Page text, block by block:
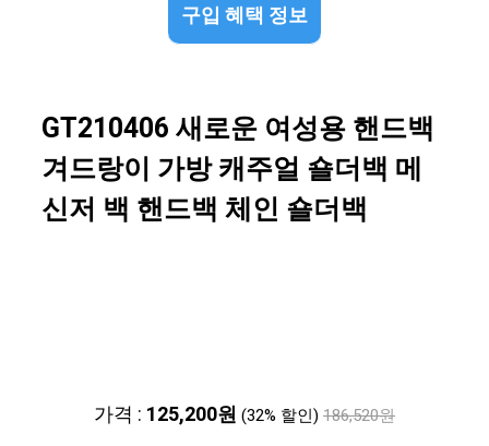
구입 혜택 정보
GT210406 새로운 여성용 핸드백
겨드랑이 가방 캐주얼 숄더백 메
신저 백 핸드백 체인 숄더백
가격 : 125,200원 (32% 할인) 186,520원